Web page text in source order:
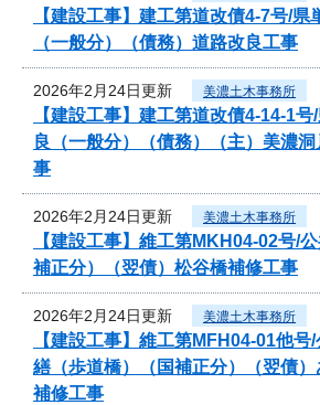
【建設工事】建工第道改債4-7号/
（一般分）（債務）道路改良工事
2026年2月24日更新 美濃土木事務所
【建設工事】建工第道改債4-14-1
良（一般分）（債務）（主）美濃
事
2026年2月24日更新 美濃土木事務所
【建設工事】維工第MKH04-02号/
補正分）（翌債）松谷橋補修工事
2026年2月24日更新 美濃土木事務所
【建設工事】維工第MFH04-01他
繕（歩道橋）（国補正分）（翌債
補修工事